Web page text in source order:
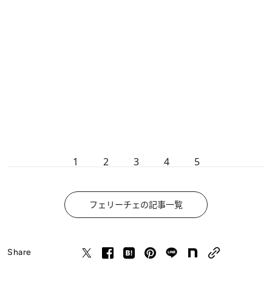
1 2 3 4 5
フェリーチェの記事一覧
Share